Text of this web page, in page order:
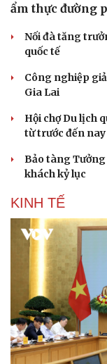
ẩm thực đường
Nối đà tăng
quốc tế
Công nghiệp
Gia Lai
Hội chợ Du lịch
từ trước đến nay
Bảo tàng
khách kỷ lục
KINH TẾ